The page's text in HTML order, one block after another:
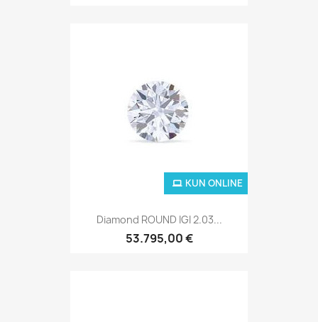
Diamond ROUND IGI 2.03...
53.795,00 €
KUN ONLINE